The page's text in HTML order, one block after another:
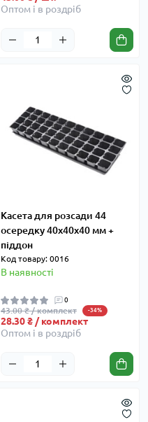
Оптом і в роздріб
Касета для розсади 44
осередку 40x40x40 мм +
піддон
Код товару: 0016
В наявності
0
43.00 ₴ / комплект -34%
28.30 ₴ / комплект
Оптом і в роздріб